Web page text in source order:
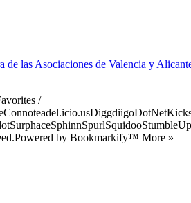
las Asociaciones de Valencia y
/
by Bookmarkify™ More »